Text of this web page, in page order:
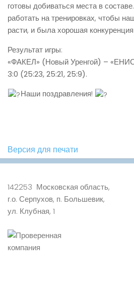
готовы добиваться места в
работать на тренировках, чтобы
расти, и была хорошая
Результат игры:
«ФАКЕЛ» (Новый Уренгой) –
3:0 (25:23, 25:21, 25:9).
Наши поздравления!
Версия для печати
142253 Московская область,
г.о. Серпухов, п. Большевик,
ул. Клубная, 1